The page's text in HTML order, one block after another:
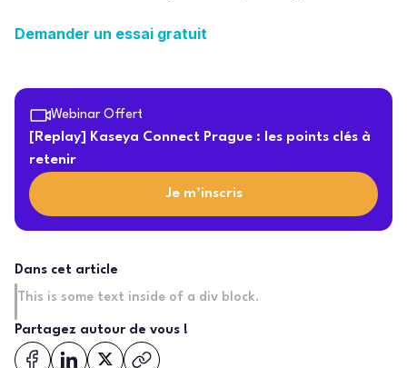
Demander un essai gratuit
Webinar Offert
[Replay] Kaseya Connect Prague : les points clés à
retenir
Je m’inscris
Dans cet article
This is some text inside of a div block.
Partagez autour de vous !